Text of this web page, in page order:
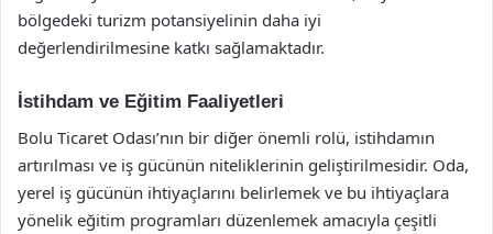
bölgedeki turizm potansiyelinin daha iyi
değerlendirilmesine katkı sağlamaktadır.
İstihdam ve Eğitim Faaliyetleri
Bolu Ticaret Odası’nın bir diğer önemli rolü, istihdamın
artırılması ve iş gücünün niteliklerinin geliştirilmesidir. Oda,
yerel iş gücünün ihtiyaçlarını belirlemek ve bu ihtiyaçlara
yönelik eğitim programları düzenlemek amacıyla çeşitli